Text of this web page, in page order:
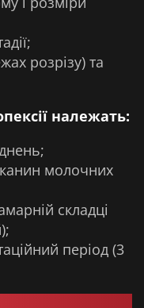
розрізу) та
належать:
молочних
складці
період (3